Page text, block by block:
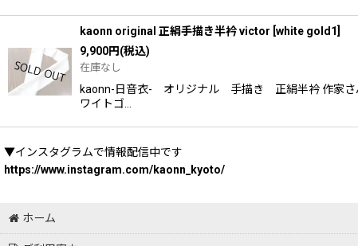
kaonn original 正絹手描き半衿 victor white gold1
9,900円(税込)
在庫なし
kaonn-日音衣- オリジナル 手描き 正絹半衿 作家さん
ワイトゴ…
▼インスタグラムで情報配信中です
https://www.instagram.com/kaonn_kyoto/
ホーム